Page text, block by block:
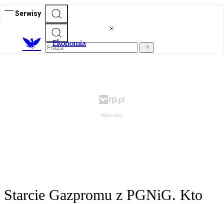
Serwisy
Ekonomia
Starcie Gazpromu z PGNiG. Kto